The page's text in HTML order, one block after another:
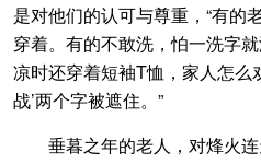
是对他们的认可与尊重，“有的
穿着。有的不敢洗，怕一洗字
凉时还穿着短袖T恤，家人怎么
战’两个字被遮住。”
垂暮之年的老人，对烽火连